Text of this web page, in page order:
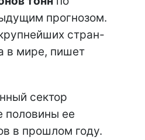
прогнозом.
стран-
в мире, пишет
сектор
половины ее
в прошлом году.